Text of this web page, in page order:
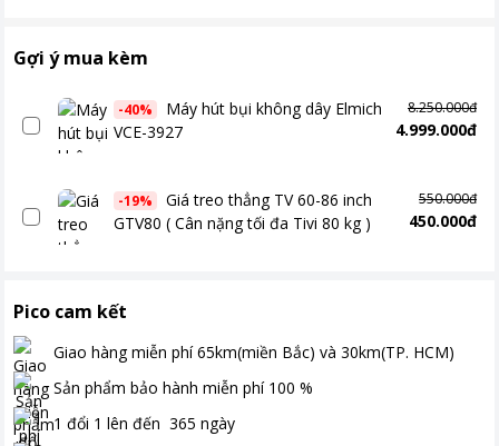
Gợi ý mua kèm
-40%
Máy hút bụi không dây Elmich
VCE-3927
8.250.000đ
4.999.000đ
-19%
Giá treo thẳng TV 60-86 inch
GTV80 ( Cân nặng tối đa Tivi 80 kg )
550.000đ
450.000đ
Pico cam kết
Giao hàng miễn phí 65km(miền Bắc) và 30km(TP. HCM)
Sản phẩm bảo hành miễn phí 100 %
1 đổi 1 lên đến 365 ngày